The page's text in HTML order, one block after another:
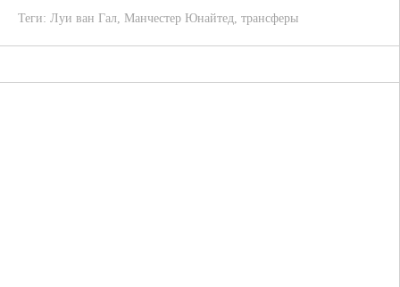
Теги: Луи ван Гал, Манчестер Юнайтед, трансферы